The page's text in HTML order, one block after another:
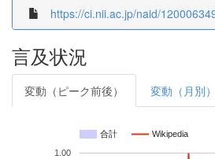
https://ci.nii.ac.jp/naid/
言及状況
変動（ピーク前後） 変動（月別）
合計 Wikipedia
1.00